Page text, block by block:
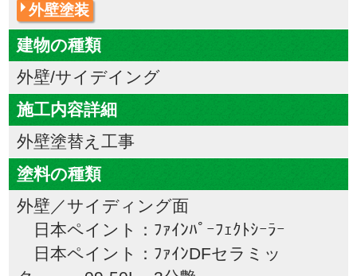
外壁塗装
建物の種類
外壁/サイデイング
施工内容詳細
外壁塗替え工事
塗料の種類
外壁／サイディング面
日本ペイント：ﾌｧｲﾝﾊﾟｰﾌｪｸﾄｼｰﾗｰ
日本ペイント：ﾌｧｲﾝDFセラミッ